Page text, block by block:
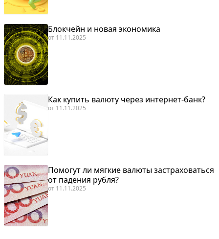
Блокчейн и новая экономика
от 11.11.2025
Как купить валюту через интернет-банк?
от 11.11.2025
Помогут ли мягкие валюты застраховаться
от падения рубля?
от 11.11.2025